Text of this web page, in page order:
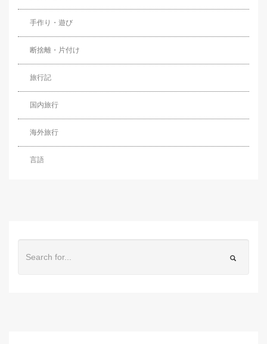
手作り・遊び
断捨離・片付け
旅行記
国内旅行
海外旅行
言語